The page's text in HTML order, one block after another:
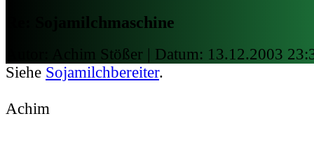
Re: Sojamilchmaschine
Autor: Achim Stößer | Datum: 13.12.2003
Siehe Sojamilchbereiter.
Achim